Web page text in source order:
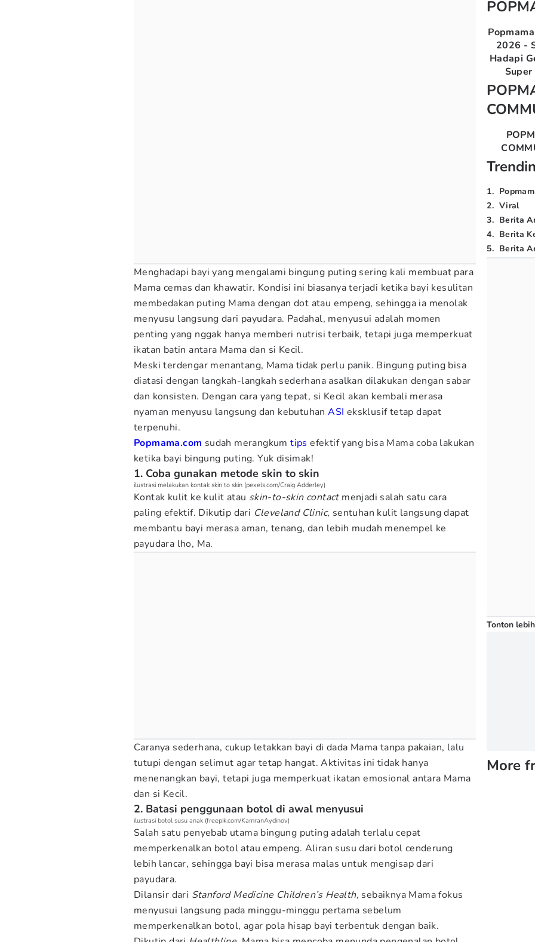
Menghadapi bayi yang mengalami bingung puting sering kali membuat para
Mama cemas dan khawatir. Kondisi ini biasanya terjadi ketika bayi kesulitan
membedakan puting Mama dengan dot atau empeng, sehingga ia menolak
menyusu langsung dari payudara. Padahal, menyusui adalah momen
penting yang nggak hanya memberi nutrisi terbaik, tetapi juga memperkuat
ikatan batin antara Mama dan si Kecil.
Meski terdengar menantang, Mama tidak perlu panik. Bingung puting bisa
diatasi dengan langkah-langkah sederhana asalkan dilakukan dengan sabar
dan konsisten. Dengan cara yang tepat, si Kecil akan kembali merasa
nyaman menyusu langsung dan kebutuhanASI eksklusif tetap dapat
terpenuhi.
Popmama.com sudah merangkumtips efektif yang bisa Mama coba lakukan
ketika bayi bingung puting. Yuk disimak!
1. Coba gunakan metode skin to skin
ilustrasi melakukan kontak skin to skin (pexels.com/Craig Adderley)
Kontak kulit ke kulit atau skin-to-skin contactmenjadi salah satu cara
paling efektif. Dikutip dari Cleveland Clinic, sentuhan kulit langsung dapat
membantu bayi merasa aman, tenang, dan lebih mudah menempel ke
payudara lho, Ma.
Caranya sederhana, cukup letakkan bayi di dada Mama tanpa pakaian, lalu
tutupi dengan selimut agar tetap hangat. Aktivitas ini tidak hanya
menenangkan bayi, tetapi juga memperkuat ikatan emosional antara Mama
dan si Kecil.
2. Batasi penggunaan botol di awal menyusui
ilustrasi botol susu anak (freepik.com/KamranAydinov)
Salah satu penyebab utama bingung puting adalah terlalu cepat
memperkenalkan botol atau empeng. Aliran susu dari botol cenderung
lebih lancar, sehingga bayi bisa merasa malas untuk mengisap dari
payudara.
Dilansir dari Stanford Medicine Children’s Health, sebaiknya Mama fokus
menyusui langsung pada minggu-minggu pertama sebelum
memperkenalkan botol, agar pola hisap bayi terbentuk dengan baik.
2026 -
Hadapi
1.
2. Viral
3. Berita
4. Berita
5. Berita
Tonton
More